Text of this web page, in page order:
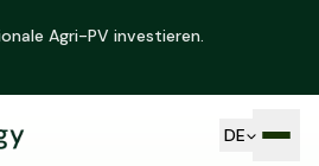
Agri-PV investieren.
DE